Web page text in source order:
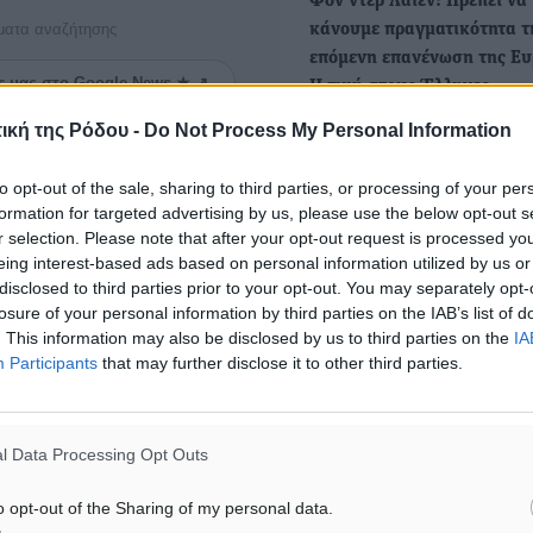
της Ρόδου - Do Not Process My Personal Information
opt-out of the sale, sharing to third parties, or processing of your
for targeted advertising by us, please use the below opt-out
selection. Please note that after your opt-out request is processed
interest-based ads based on personal information utilized by us
to third parties prior to your opt-out. You may separately
of your personal information by third parties on the IAB’s list of
This information may also be disclosed by us to third parties on the
Participants that may further disclose it to other third parties.
Data Processing Opt Outs
opt-out of the Sharing of my personal data.
αναζήτησης
μας στο Google News ★ ↗
κάνουμε πραγματικότητα
επόμενη επανένωση της
Η τιμή στους Έλληνες
η πρόεδρος της Κομισιόν
ομιλία της για…
FT: Επιστολή Μητσοτάκη
ντερ Λάιεν – Ζητεί
την «παρατεταμένη
κρίση»